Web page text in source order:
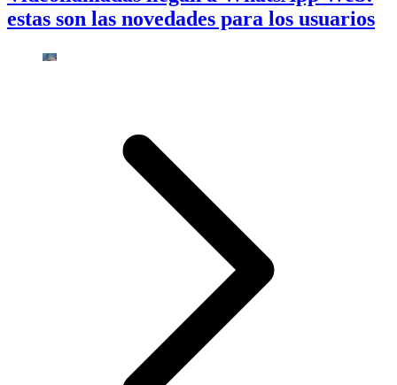
estas son las novedades para los usuarios